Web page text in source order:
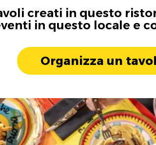
creati in questo
in questo locale e
Organizza un